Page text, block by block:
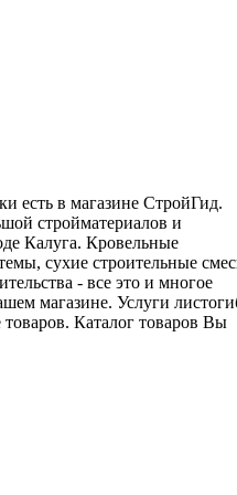
есть в магазине СтройГид.
стройматериалов и
Калуга. Кровельные
сухие строительные
- все это и многое
магазине. Услуги
Каталог товаров Вы